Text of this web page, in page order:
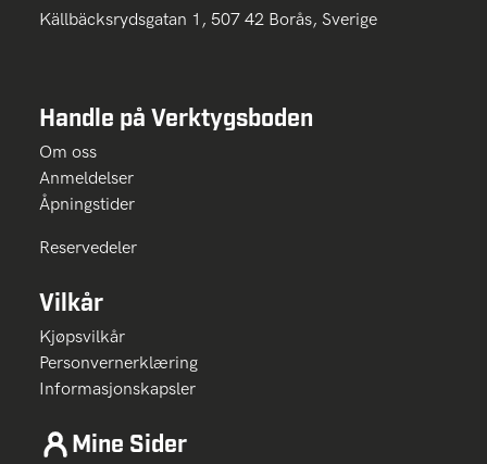
Källbäcksrydsgatan 1, 507 42 Borås, Sverige
Handle på Verktygsboden
Om oss
Anmeldelser
Åpningstider
Reservedeler
Vilkår
Kjøpsvilkår
Personvernerklæring
Informasjonskapsler
Mine Sider